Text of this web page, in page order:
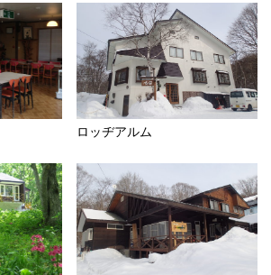
ロッヂアルム